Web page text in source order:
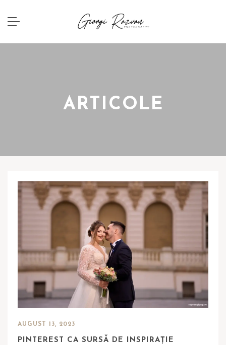
ARTICOLE
AUGUST 13, 2023
PINTEREST CA SURSĂ DE INSPIRAȚIE